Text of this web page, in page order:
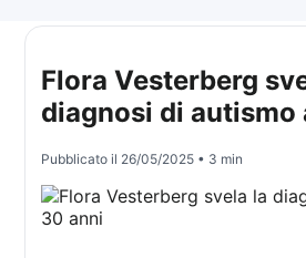
Flora Vesterberg
diagnosi di autismo
Pubblicato il 26/05/2025 • 3 min